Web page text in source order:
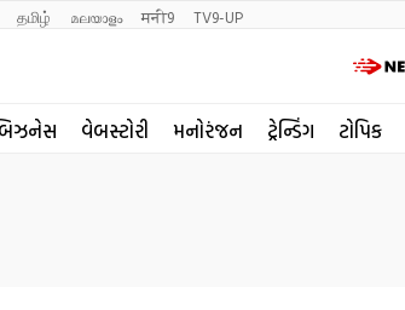
தமிழ் മലയാളം मनी9 TV9-UP
વેબસ્ટોરી મનોરંજન ટ્રેન્ડિંગ ટોપિક